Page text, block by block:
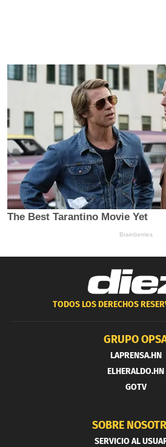
TODOS LOS DERECHOS
GRUPO
LAPRENSA.HN
ELHERALDO.HN
GOTV
SOBRE
SERVICIO AL